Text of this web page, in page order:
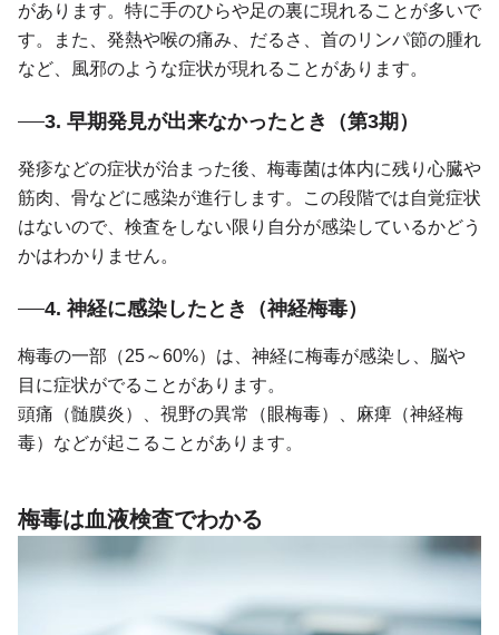
があります。特に手のひらや足の裏に現れることが多いで
す。また、発熱や喉の痛み、だるさ、首のリンパ節の腫れ
など、風邪のような症状が現れることがあります。
3. 早期発見が出来なかったとき（第3期）
発疹などの症状が治まった後、梅毒菌は体内に残り心臓や
筋肉、骨などに感染が進行します。この段階では自覚症状
はないので、検査をしない限り自分が感染しているかどう
かはわかりません。
4. 神経に感染したとき（神経梅毒）
梅毒の一部（25～60%）は、神経に梅毒が感染し、脳や
目に症状がでることがあります。
頭痛（髄膜炎）、視野の異常（眼梅毒）、麻痺（神経梅
毒）などが起こることがあります。
梅毒は血液検査でわかる